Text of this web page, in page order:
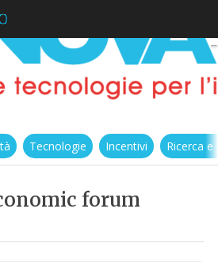
Tecnologie Incentivi Ricerca
forum